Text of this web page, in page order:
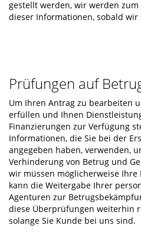
gestellt werden, wir werden
dieser Informationen, sobald
Prüfungen auf
Um Ihren Antrag zu bearbeiten
erfüllen und Ihnen
Finanzierungen zur Verfügung
Informationen, die Sie bei der
angegeben haben, verwenden,
Verhinderung von Betrug und
wir müssen möglicherweise
kann die Weitergabe Ihrer
Agenturen zur
diese Überprüfungen weiterhin
solange Sie Kunde bei uns sind.